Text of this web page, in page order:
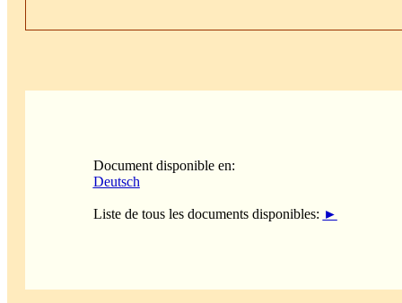
Document disponible en:
Deutsch
Liste de tous les documents disponibles: ►